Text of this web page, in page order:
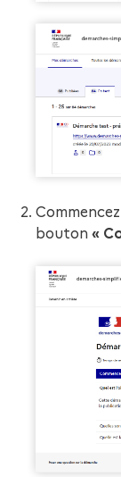
bouton «